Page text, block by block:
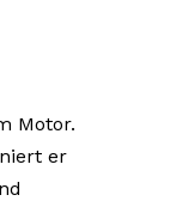
Motor.
er